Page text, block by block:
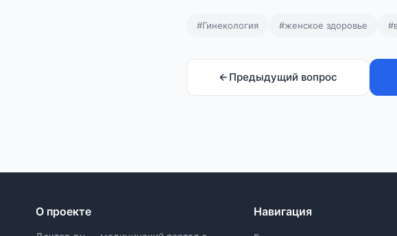
#Гинекология #женское здоровье
Предыдущий вопрос
О проекте Навигация